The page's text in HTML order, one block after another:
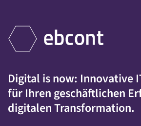
Digital is now: Innovative
für Ihren geschäftlichen
digitalen Transformation.